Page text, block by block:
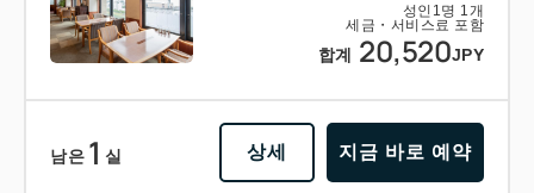
성인 1명 1개
세금・서비스료 포함
합계 20,520JPY
남은 1 실 상세 지금 바로 예약